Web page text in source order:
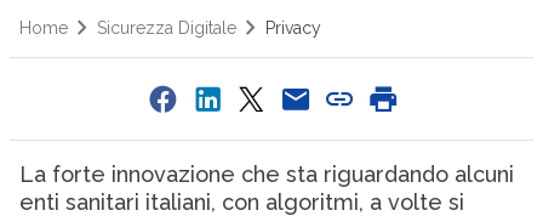
Home Sicurezza Digitale Privacy
La forte innovazione che sta riguardando alcuni
enti sanitari italiani, con algoritmi, a volte si